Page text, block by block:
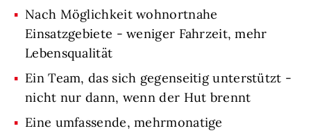
Nach Möglichkeit wohnortnahe
Einsatzgebiete - weniger Fahrzeit, mehr
Lebensqualität
Ein Team, das sich gegenseitig unterstützt -
nicht nur dann, wenn der Hut brennt
Eine umfassende, mehrmonatige